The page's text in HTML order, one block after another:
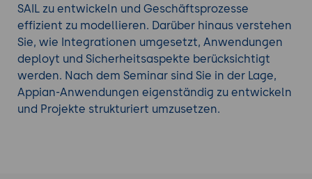
umfassendes Wissen zur Entwicklung mit Appian
und können Anwendungen, Prozesse und
Integrationen strukturiert planen und umsetzen.
Erfahren Sie mehr über unsere weiterenLow-Code
Schulungen.
SAIL zu entwickeln und Geschäftsprozesse
effizient zu modellieren. Darüber hinaus verstehen
Sie, wie Integrationen umgesetzt, Anwendungen
deployt und Sicherheitsaspekte berücksichtigt
werden. Nach dem Seminar sind Sie in der Lage,
Appian-Anwendungen eigenständig zu entwickeln
und Projekte strukturiert umzusetzen.